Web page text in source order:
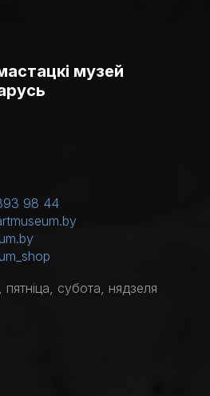
музей
98 44
субота, нядзеля